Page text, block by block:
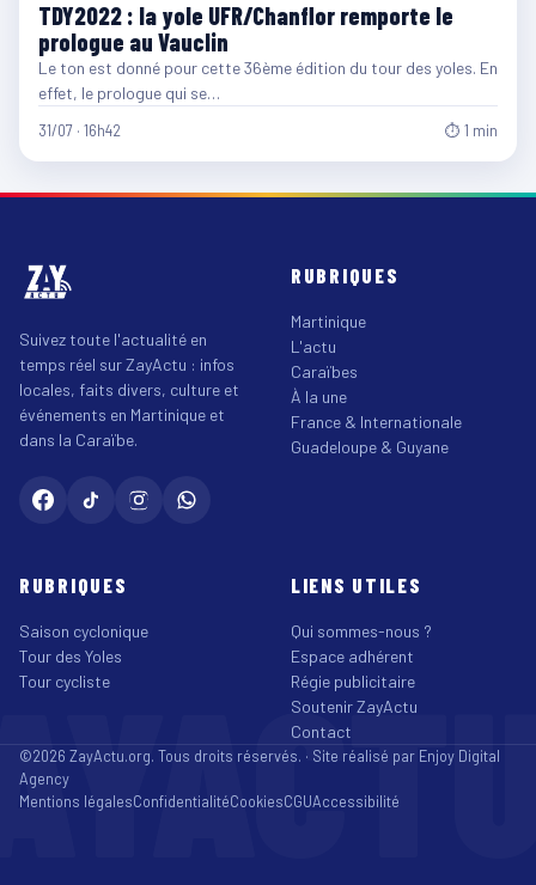
TDY2022 : la yole UFR/Chanflor remporte le
prologue au Vauclin
Le ton est donné pour cette 36ème édition du tour des yoles. En
effet, le prologue qui se…
31/07 · 16h42 ⏱ 1 min
Suivez toute l'actualité en
temps réel sur ZayActu : infos
locales, faits divers, culture et
événements en Martinique et
dans la Caraïbe.
RUBRIQUES
Martinique
L'actu
Caraïbes
À la une
France & Internationale
Guadeloupe & Guyane
RUBRIQUES
Saison cyclonique
Tour des Yoles
Tour cycliste
LIENS UTILES
Qui sommes-nous ?
Espace adhérent
Régie publicitaire
Soutenir ZayActu
Contact
©2026 ZayActu.org. Tous droits réservés. · Site réalisé par Enjoy Digital
Agency
Mentions légalesConfidentialitéCookiesCGUAccessibilité